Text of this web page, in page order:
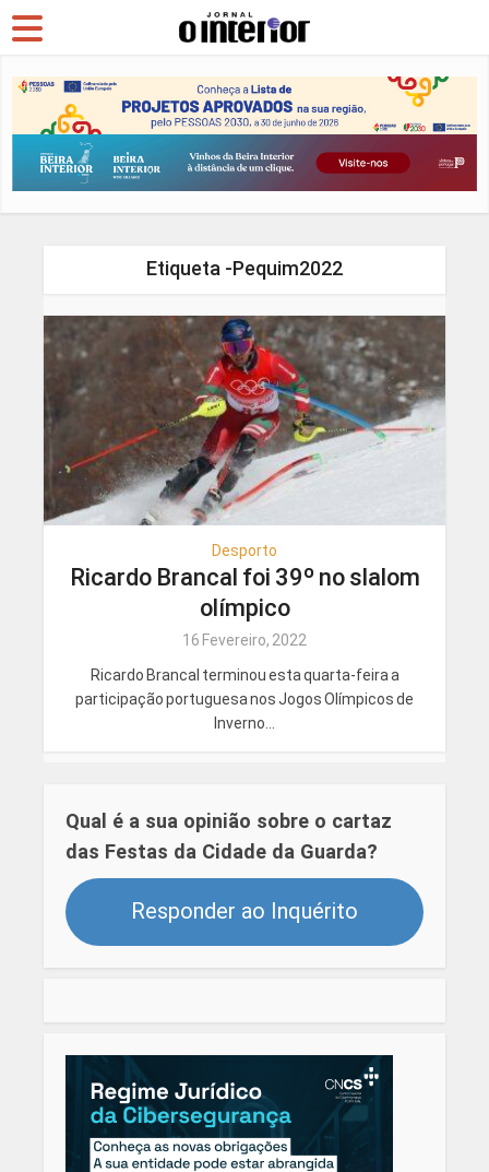
Etiqueta -Pequim2022
Desporto
Ricardo Brancal foi 39º no slalom
olímpico
16 Fevereiro, 2022
Ricardo Brancal terminou esta quarta-feira a
participação portuguesa nos Jogos Olímpicos de
Inverno...
Qual é a sua opinião sobre o cartaz
das Festas da Cidade da Guarda?
Responder ao Inquérito